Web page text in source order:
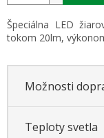
Špeciálna LED
tokom 20lm,
Možnosti
Teploty svetla